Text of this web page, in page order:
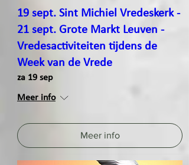
19 sept. Sint Michiel Vredeskerk -
21 sept. Grote Markt Leuven -
Vredesactiviteiten tijdens de
Week van de Vrede
za 19 sep
Meer info
Meer info